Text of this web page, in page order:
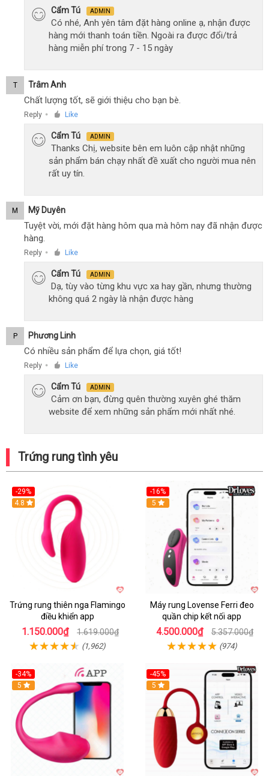
Cẩm Tú ADMIN
Có nhé, Anh yên tâm đặt hàng online ạ, nhận được
hàng mới thanh toán tiền. Ngoài ra được đổi/trả
hàng miễn phí trong 7 - 15 ngày
T Trâm Anh
Chất lượng tốt, sẽ giới thiệu cho bạn bè.
Reply ● Like
Cẩm Tú ADMIN
Thanks Chị, website bên em luôn cập nhật những
sản phẩm bán chạy nhất đề xuất cho người mua nên
rất uy tín.
M Mỹ Duyên
Tuyệt vời, mới đặt hàng hôm qua mà hôm nay đã nhận được
hàng.
Reply ● Like
Cẩm Tú ADMIN
Dạ, tùy vào từng khu vực xa hay gần, nhưng thường
không quá 2 ngày là nhận được hàng
P Phương Linh
Có nhiều sản phẩm để lựa chọn, giá tốt!
Reply ● Like
Cẩm Tú ADMIN
Cảm ơn bạn, đừng quên thường xuyên ghé thăm
website để xem những sản phẩm mới nhất nhé.
Trứng rung tình yêu
-29%
Hot
4.8
Trứng rung thiên nga Flamingo
điều khiển app
1.150.000₫ 1.619.000₫
(1,962)
-16%
Hot
5
Máy rung Lovense Ferri đeo
quần chip kết nối app
4.500.000₫ 5.357.000₫
(974)
-34%
5
-45%
Hot
5